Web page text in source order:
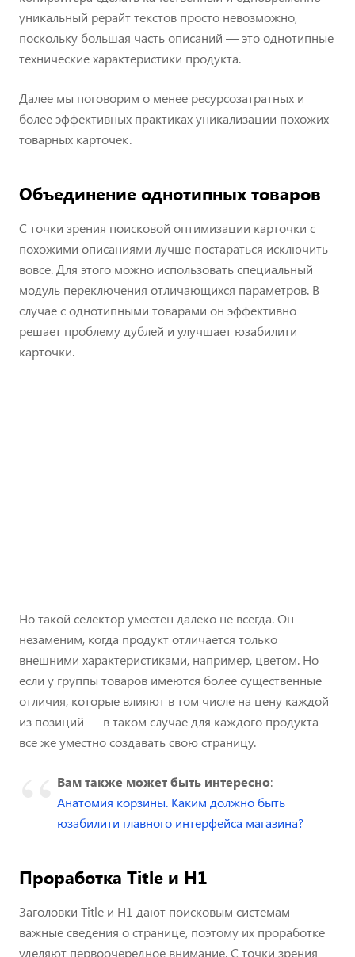
уникальный рерайт текстов просто невозможно,
поскольку большая часть описаний — это однотипные
технические характеристики продукта.
Далее мы поговорим о менее ресурсозатратных и
более эффективных практиках уникализации похожих
товарных карточек.
Объединение однотипных товаров
С точки зрения поисковой оптимизации карточки с
похожими описаниями лучше постараться исключить
вовсе. Для этого можно использовать специальный
модуль переключения отличающихся параметров. В
случае с однотипными товарами он эффективно
решает проблему дублей и улучшает юзабилити
карточки.
Но такой селектор уместен далеко не всегда. Он
незаменим, когда продукт отличается только
внешними характеристиками, например, цветом. Но
если у группы товаров имеются более существенные
отличия, которые влияют в том числе на цену каждой
из позиций — в таком случае для каждого продукта
все же уместно создавать свою страницу.
Вам также может быть интересно:
Анатомия корзины. Каким должно быть
юзабилити главного интерфейса магазина?
Проработка Title и H1
Заголовки Title и H1 дают поисковым системам
важные сведения о странице, поэтому их проработке
уделяют первоочередное внимание. С точки зрения